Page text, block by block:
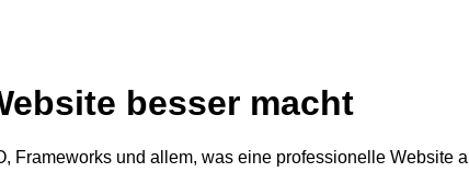
besser macht
Frameworks und allem, was eine professionelle Website